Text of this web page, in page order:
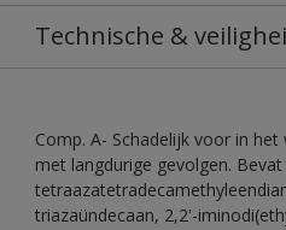
Technische &
Comp. A- Schadelijk voor in
met langdurige gevolgen.
triazaündecaan, 2,2'-